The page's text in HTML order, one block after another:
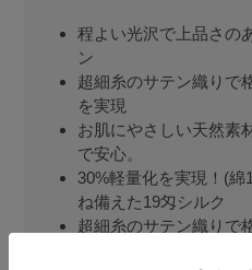
程よい光沢で上品さの
ン
超細糸のサテン織りで
を実現
お肌にやさしい天然素
で安心。
30%軽量化を実現！(
ね備えた19匁シルク
超細糸のサテン織りで